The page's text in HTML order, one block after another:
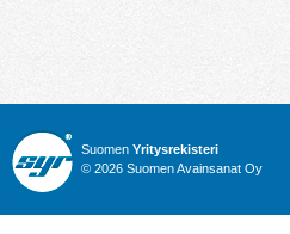
Suomen Yritysrekisteri
© 2026 Suomen Avainsanat Oy